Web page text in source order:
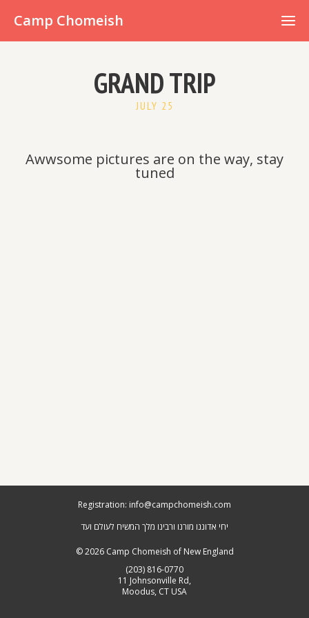
Camp Chomeish
GRAND TRIP
JULY 25
Awwsome pictures are on the way, stay
tuned
Registration: info@campchomeish.com
יחי אדוננו מורנו ורבינו מלך המשיח לעולם ועד
© 2026 Camp Chomeish of New England
(203)­ 816-0770
11 Johnsonville Rd,
Moodus, CT USA